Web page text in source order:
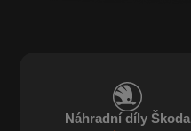
Náhradní díly Škoda